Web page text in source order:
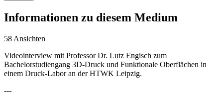
Informationen zu diesem Medium
58 Ansichten
Videointerview mit Professor Dr. Lutz Engisch zum
Bachelorstudiengang 3D-Druck und Funktionale Oberflächen in
einem Druck-Labor an der HTWK Leipzig.
---